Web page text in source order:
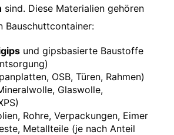
sind. Diese Materialien gehören
Bauschuttcontainer:
und gipsbasierte Baustoffe
OSB, Türen, Rahmen)
Glaswolle,
Rohre, Verpackungen, Eimer
Metallteile (je nach Anteil